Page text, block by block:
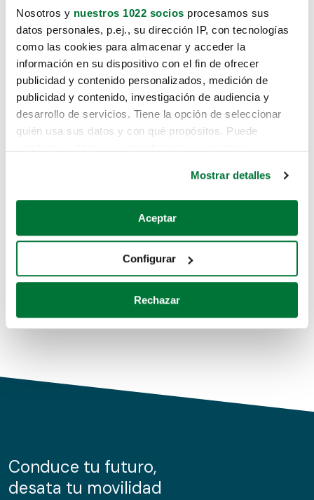
Nosotros y nuestros 1022 socios procesamos sus
datos personales, p.ej., su dirección IP, con tecnologías
como las cookies para almacenar y acceder la
información en su dispositivo con el fin de ofrecer
publicidad y contenido personalizados, medición de
publicidad y contenido, investigación de audiencia y
desarrollo de servicios. Tiene la opción de seleccionar
quién usa sus datos y con qué propósitos. Puede
Si lo permite, también quisiéramos:
Recopilar información sobre su ubicación geográfica
Identificar su dispositivo analizándolo activamente
para buscar características específicas (huellas
Obtenga más información sobre cómo se procesan sus
de cookies.
información sobre el uso que haga del sitio web con
nuestros partners de redes sociales, publicidad y análisis
Mostrar detalles
Aceptar
Configurar
Rechazar
Lo sentimos, no sabemos como
te hemos traido hasta aquí.
Pero puedes encontrar el coche que estás
buscando en alguno de estos enlaces:
Coches de segunda mano
Coches de km0
Conduce tu futuro,
desata tu movilidad